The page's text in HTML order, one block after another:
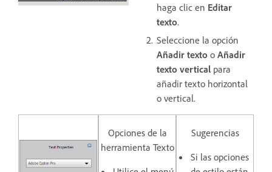
haga clic en Editar
texto.
Seleccione la opción
Añadir texto o Añadir
texto vertical para
añadir texto horizontal
o vertical.
Opciones de la
herramienta Texto
Sugerencias
Si las opciones